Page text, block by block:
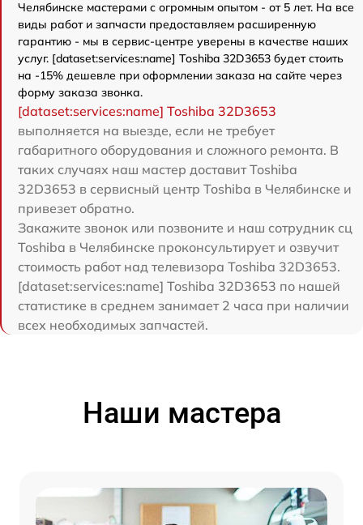
Челябинске мастерами с огромным опытом - от 5 лет. На все
виды работ и запчасти предоставляем расширенную
гарантию - мы в сервис-центре уверены в качестве наших
услуг. [dataset:services:name] Toshiba 32D3653 будет стоить
на -15% дешевле при оформлении заказа на сайте через
форму заказа звонка.
[dataset:services:name] Toshiba 32D3653
выполняется на выезде, если не требует
габаритного оборудования и сложного ремонта. В
таких случаях наш мастер доставит Toshiba
32D3653 в сервисный центр Toshiba в Челябинске и
привезет обратно.
Закажите звонок или позвоните и наш сотрудник сц
Toshiba в Челябинске проконсультирует и озвучит
стоимость работ над телевизора Toshiba 32D3653.
[dataset:services:name] Toshiba 32D3653 по нашей
статистике в среднем занимает 2 часа при наличии
всех необходимых запчастей.
Наши мастера